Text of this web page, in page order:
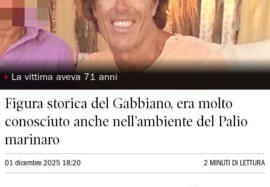
◗ La vittima aveva 71 anni
Figura storica del Gabbiano, era molto
conosciuto anche nell’ambiente del Palio
marinaro
01 dicembre 2025 18:20 2 MINUTI DI LETTURA